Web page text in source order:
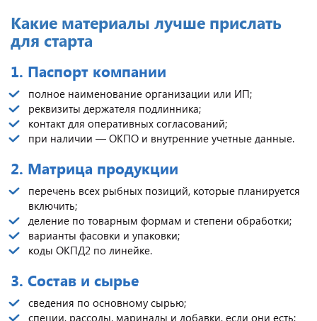
Какие материалы лучше прислать
для старта
1. Паспорт компании
полное наименование организации или ИП;
реквизиты держателя подлинника;
контакт для оперативных согласований;
при наличии — ОКПО и внутренние учетные данные.
2. Матрица продукции
перечень всех рыбных позиций, которые планируется
включить;
деление по товарным формам и степени обработки;
варианты фасовки и упаковки;
коды ОКПД2 по линейке.
3. Состав и сырье
сведения по основному сырью;
специи, рассолы, маринады и добавки, если они есть;